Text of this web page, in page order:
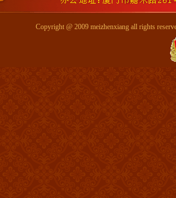
Copyright @ 2009 meizhenxiang all rights